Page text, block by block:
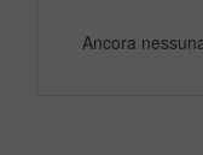
Ancora